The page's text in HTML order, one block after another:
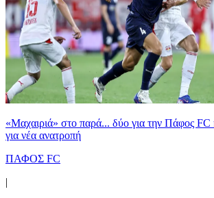
«Μαχαιριά» στο παρά... δύο για την Πάφος FC
για νέα ανατροπή
ΠΑΦΟΣ FC
|